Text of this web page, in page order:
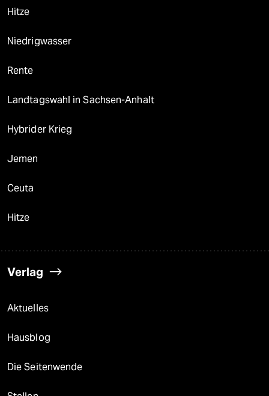
Hitze
Niedrigwasser
Rente
Landtagswahl in Sachsen-Anhalt
Hybrider Krieg
Jemen
Ceuta
Hitze
Verlag
Aktuelles
Hausblog
Die Seitenwende